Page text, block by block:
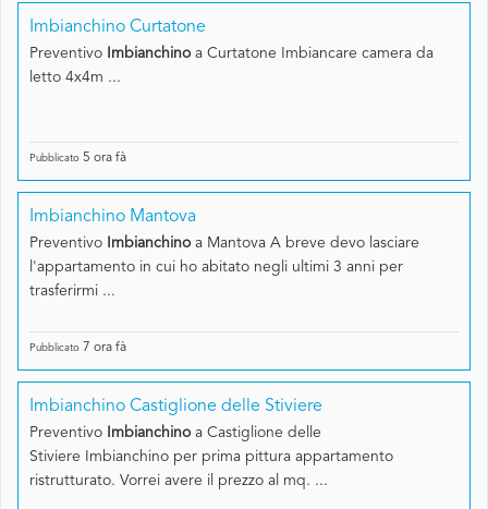
Imbianchino Curtatone
Preventivo Imbianchinoa Curtatone Imbiancare camera da
letto 4x4m ...
Pubblicato 5 ora fà
Imbianchino Mantova
Preventivo Imbianchinoa Mantova A breve devo lasciare
l'appartamento in cui ho abitato negli ultimi 3 anni per
trasferirmi ...
Pubblicato 7 ora fà
Imbianchino Castiglione delle Stiviere
Preventivo Imbianchinoa Castiglione delle
Stiviere Imbianchino per prima pittura appartamento
ristrutturato. Vorrei avere il prezzo al mq. ...